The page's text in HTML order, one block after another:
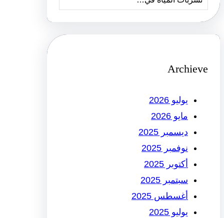
Archieve
يوليو 2026
مايو 2026
ديسمبر 2025
نوفمبر 2025
أكتوبر 2025
سبتمبر 2025
أغسطس 2025
يوليو 2025